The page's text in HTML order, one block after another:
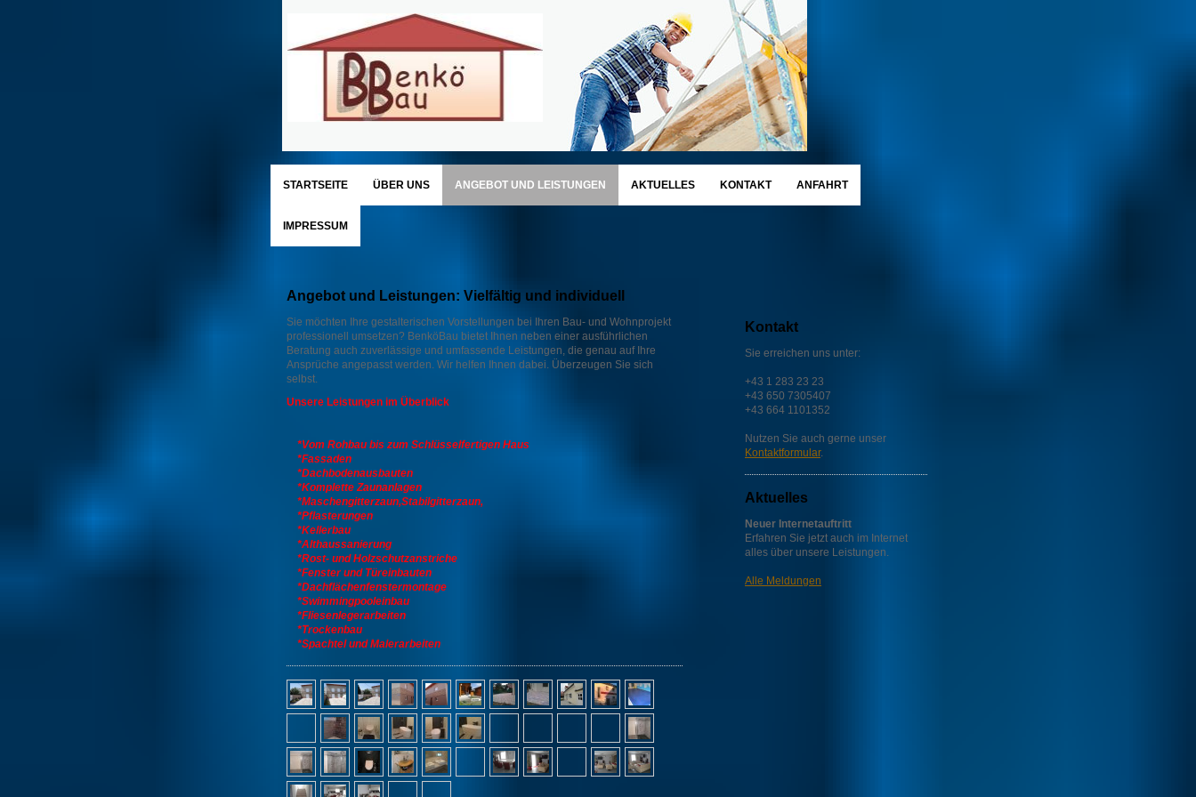
STARTSEITE ÜBER UNS ANGEBOT UND LEISTUNGEN AKTUELLES KONTAKT ANFAHRT
IMPRESSUM
Angebot und Leistungen: Vielfältig und individuell
Sie möchten Ihre gestalterischen Vorstellungen bei Ihren Bau- und Wohnprojekt
professionell umsetzen? BenköBau bietet Ihnen neben einer ausführlichen
Beratung auch zuverlässige und umfassende Leistungen, die genau auf Ihre
Ansprüche angepasst werden. Wir helfen Ihnen dabei. Überzeugen Sie sich
selbst.
Unsere Leistungen im Überblick
*Vom Rohbau bis zum Schlüsselfertigen Haus
*Fassaden
*Dachbodenausbauten
*Komplette Zaunanlagen
*Maschengitterzaun,Stabilgitterzaun,
*Pflasterungen
*Kellerbau
*Althaussanierung
*Rost- und Holzschutzanstriche
*Fenster und Türeinbauten
*Dachflächenfenstermontage
*Swimmingpooleinbau
*Fliesenlegerarbeiten
*Trockenbau
*Spachtel und Malerarbeiten
Kontakt
Sie erreichen uns unter:
+43 1 283 23 23
+43 650 7305407
+43 664 1101352
Nutzen Sie auch gerne unser
Kontaktformular.
Aktuelles
Neuer Internetauftritt
Erfahren Sie jetzt auch im Internet
alles über unsere Leistungen.
Alle Meldungen